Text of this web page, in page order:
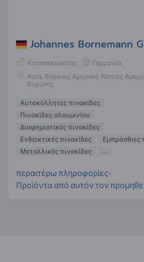
Johannes Bornemann
Κατασκευαστής
Γερμανία
Ασία, Βόρειος Αμερική, Νότιος
Ευρώπη
Αυτοκόλλητες πινακίδες
Πινακίδες αλουμινίου
Διαφημιστικές πινακίδες
Ενδεικτικές πινακίδες
Εμπρόσθιες
Μεταλλικές πινακίδες
...
περαιτέρω πληροφορίες-
Προϊόντα από αυτόν τον